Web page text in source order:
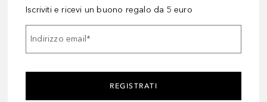
Iscriviti e ricevi un buono regalo da 5 euro
Indirizzo email *
REGISTRATI